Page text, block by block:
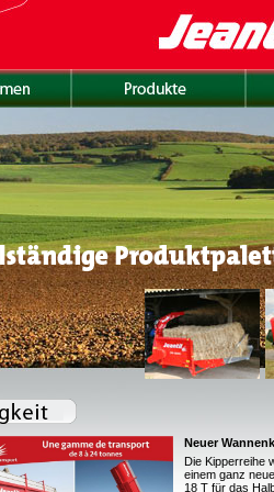
Neuer
Die Kipperreihe
einem ganz
18 T für das